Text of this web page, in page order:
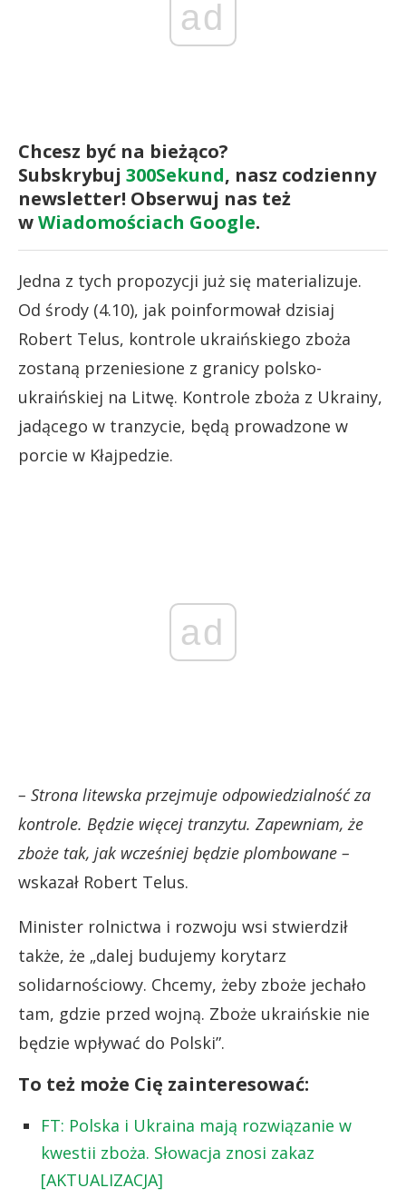
ad
Chcesz być na bieżąco?
Subskrybuj 300Sekund, nasz codzienny
newsletter! Obserwuj nas też
wWiadomościach Google.
Jedna z tych propozycji już się materializuje.
Od środy (4.10), jak poinformował dzisiaj
Robert Telus, kontrole ukraińskiego zboża
zostaną przeniesione z granicy polsko-
ukraińskiej na Litwę. Kontrole zboża z Ukrainy,
jadącego w tranzycie, będą prowadzone w
porcie w Kłajpedzie.
ad
– Strona litewska przejmuje odpowiedzialność za
kontrole. Będzie więcej tranzytu. Zapewniam, że
zboże tak, jak wcześniej będzie plombowane –
wskazał Robert Telus.
Minister rolnictwa i rozwoju wsi stwierdził
także, że „dalej budujemy korytarz
solidarnościowy. Chcemy, żeby zboże jechało
tam, gdzie przed wojną. Zboże ukraińskie nie
będzie wpływać do Polski”.
To też może Cię zainteresować:
FT: Polska i Ukraina mają rozwiązanie w
kwestii zboża. Słowacja znosi zakaz
[AKTUALIZACJA]